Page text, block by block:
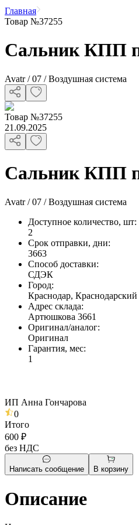
Главная
Товар №37255
Сальник КПП
Avatr / 07 / Воздушная система
Товар №37255
21.09.2025
Сальник КПП
Avatr / 07 / Воздушная система
Доступное количество, шт:
2
Срок отправки, дни:
3663
Способ доставки:
СДЭК
Город:
Краснодар, Краснодарский
Адрес склада:
Артюшкова 3661
Оригинал/аналог:
Оригинал
Гарантия, мес:
1
ИП Анна Гончарова
0
Итого
600 ₽
без НДС
Написать сообщение В корзину
Описание